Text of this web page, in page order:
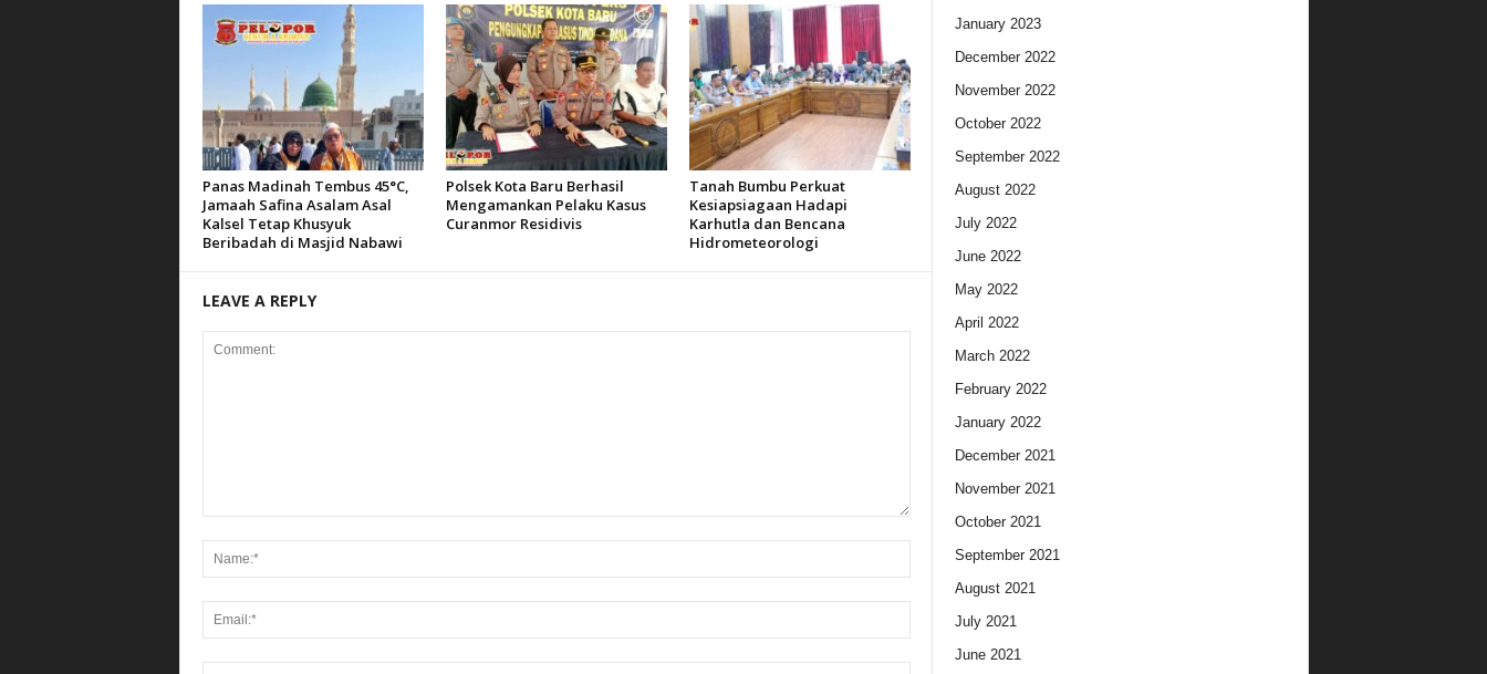
Panas Madinah Tembus 45°C,
Jamaah Safina Asalam Asal
Kalsel Tetap Khusyuk
Beribadah di Masjid Nabawi
Polsek Kota Baru Berhasil
Mengamankan Pelaku Kasus
Curanmor Residivis
Tanah Bumbu Perkuat
Kesiapsiagaan Hadapi
Karhutla dan Bencana
Hidrometeorologi
LEAVE A REPLY
January 2023
December 2022
November 2022
October 2022
September 2022
August 2022
July 2022
June 2022
May 2022
April 2022
March 2022
February 2022
January 2022
December 2021
November 2021
October 2021
September 2021
August 2021
July 2021
June 2021